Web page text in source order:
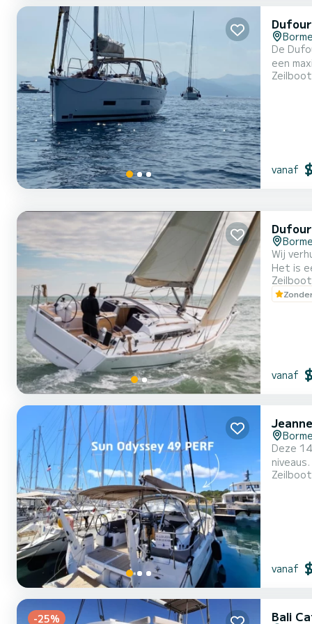
De
een maximale breedte
Zeilboot
vanaf
Wij verhuren
Het is
Zeilboot
vanaf
Deze
Zeilboot
vanaf
-25% Bali